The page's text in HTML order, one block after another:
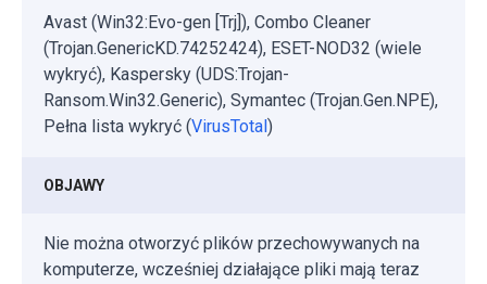
Avast (Win32:Evo-gen [Trj]), Combo Cleaner
(Trojan.GenericKD.74252424), ESET-NOD32 (wiele
wykryć), Kaspersky (UDS:Trojan-
Ransom.Win32.Generic), Symantec (Trojan.Gen.NPE),
Pełna lista wykryć (VirusTotal)
OBJAWY
Nie można otworzyć plików przechowywanych na
komputerze, wcześniej działające pliki mają teraz